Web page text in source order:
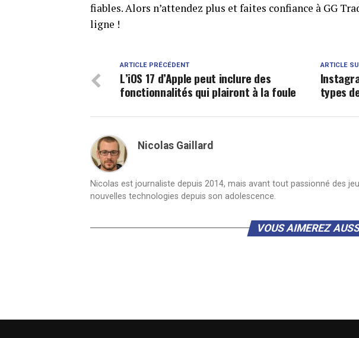
fiables. Alors n’attendez plus et faites confiance à GG
ligne !
ARTICLE
types
ARTICLE PRÉCÉDENT
L’iOS 17 d’Apple peut inclure des
fonctionnalités qui plairont à la foule
Nicolas Gaillard
Nicolas est journaliste depuis 2014, mais avant tout passionné des
nouvelles technologies depuis son adolescence.
VOUS AIMEREZ